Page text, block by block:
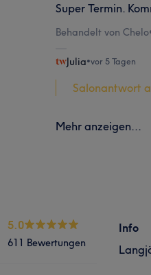
Super Termin.
Behandelt von Chelo•
Julia•vor 5 Tagen
Salonantwort
Mehr anzeigen...
5.0
611 Bewertungen
Info